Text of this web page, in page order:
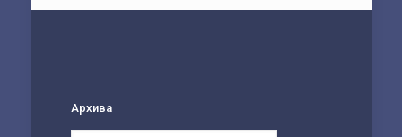
Архива